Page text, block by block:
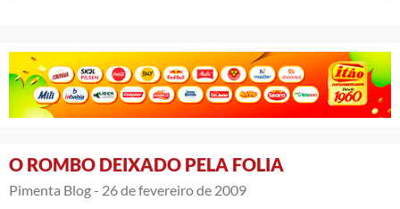
O ROMBO DEIXADO PELA FOLIA
Pimenta Blog - 26 de fevereiro de 2009